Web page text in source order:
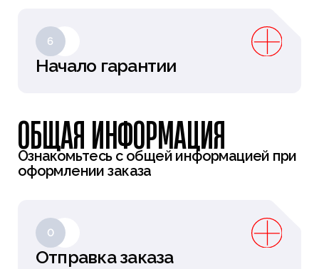
6
Начало гарантии
ОБЩАЯ ИНФОРМАЦИЯ
Ознакомьтесь с общей информацией при
оформлении заказа
0
Отправка заказа